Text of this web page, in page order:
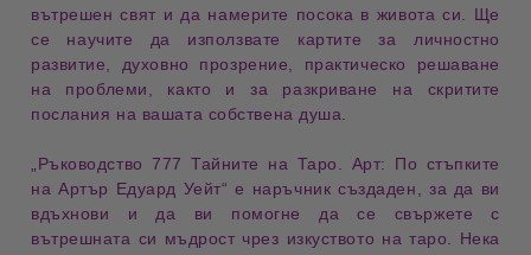
вътрешен свят и да намерите посока в живота си . Ще
се научите да използвате картите за личностно
развитие, духовно прозрение
практическо решаване
на проблеми
, както и за разкриване на скритите
послания на вашата собствена душа.
Ръководство 777 Тайните на Таро. Арт: По стъпките
на Артър Едуард Уейт“е наръчник създаден, за да ви
вдъхнови и да ви помогне да се свържете с
вътрешната си мъдрост чрез изкуството на таро . Нека